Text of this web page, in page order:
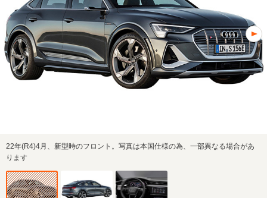
22年(R4)4月、新型時のフロント。写真は本国仕様の為、一部異なる場合があ
ります